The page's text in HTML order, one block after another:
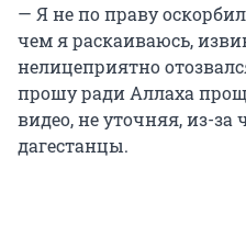
— Я не по праву
чем я раскаиваюсь,
нелицеприятно
прошу ради Аллаха
видео, не уточняя, из-за
дагестанцы.